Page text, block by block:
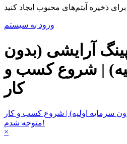
ورود به سیستم
آرایشی (بدون
| شروع کسب و
کار
سرمایه اولیه) | شروع کسب و کار
متوجه شدم!
×